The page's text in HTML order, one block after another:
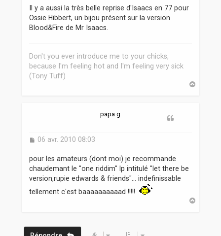
s
s
a
g
Il y a aussi la très belle reprise d'Isaacs en 77 pour
Ossie Hibbert, un bijou présent sur la version
Blood&Fire de Mr Isaacs.
Don't you ever introduce me to your chicks,
because I'm feeling hot and I'm feeling very sick
(Tony Tuff)
papa g
M
s
a
g
e
06 avr. 2010 08:03
pour les amateurs (dont moi) je recommande
chaudemant le "one riddim" lp intitulé "let there be
version,rupie edwards & friends"... indefinissable
tellement c'est baaaaaaaaaad !!!!!